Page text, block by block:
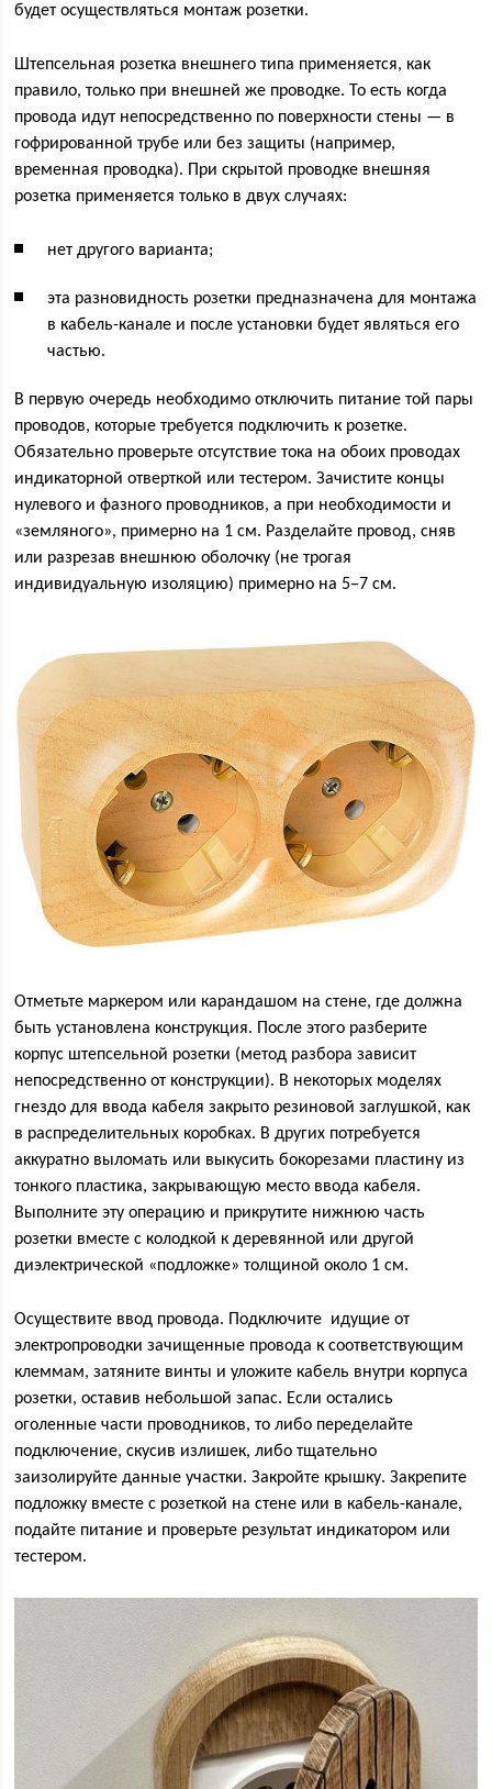
будет осуществляться монтаж розетки.
Штепсельная розетка внешнего типа применяется, как
правило, только при внешней же проводке. То есть когда
провода идут непосредственно по поверхности стены — в
гофрированной трубе или без защиты (например,
временная проводка). При скрытой проводке внешняя
розетка применяется только в двух случаях:
нет другого варианта;
эта разновидность розетки предназначена для монтажа
в кабель-канале и после установки будет являться его
частью.
В первую очередь необходимо отключить питание той пары
проводов, которые требуется подключить к розетке.
Обязательно проверьте отсутствие тока на обоих проводах
индикаторной отверткой или тестером. Зачистите концы
нулевого и фазного проводников, а при необходимости и
«земляного», примерно на 1 см. Разделайте провод, сняв
или разрезав внешнюю оболочку (не трогая
индивидуальную изоляцию) примерно на 5–7 см.
Отметьте маркером или карандашом на стене, где должна
быть установлена конструкция. После этого разберите
корпус штепсельной розетки (метод разбора зависит
непосредственно от конструкции). В некоторых моделях
гнездо для ввода кабеля закрыто резиновой заглушкой, как
в распределительных коробках. В других потребуется
аккуратно выломать или выкусить бокорезами пластину из
тонкого пластика, закрывающую место ввода кабеля.
Выполните эту операцию и прикрутите нижнюю часть
розетки вместе с колодкой к деревянной или другой
диэлектрической «подложке» толщиной около 1 см.
Осуществите ввод провода. Подключите идущие от
электропроводки зачищенные провода к соответствующим
клеммам, затяните винты и уложите кабель внутри корпуса
розетки, оставив небольшой запас. Если остались
оголенные части проводников, то либо переделайте
подключение, скусив излишек, либо тщательно
заизолируйте данные участки. Закройте крышку. Закрепите
подложку вместе с розеткой на стене или в кабель-канале,
подайте питание и проверьте результат индикатором или
тестером.